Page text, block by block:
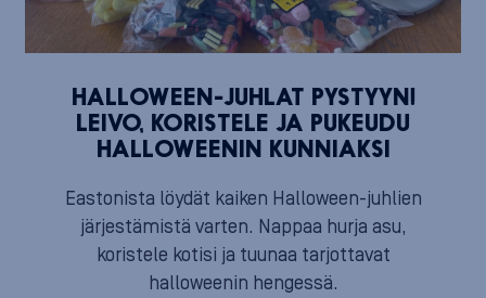
HALLOWEEN-JUHLAT PYSTYYN!
LEIVO, KORISTELE JA PUKEUDU
HALLOWEENIN KUNNIAKSI
Eastonista löydät kaiken Halloween-juhlien
järjestämistä varten. Nappaa hurja asu,
koristele kotisi ja tuunaa tarjottavat
halloweenin hengessä.